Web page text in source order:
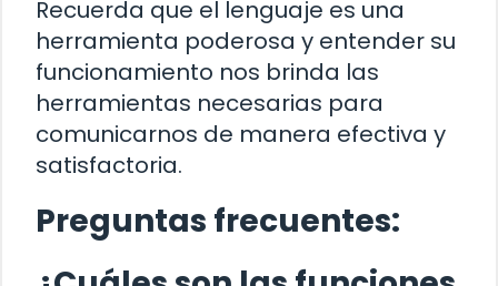
Recuerda que el lenguaje es una
herramienta poderosa y entender su
funcionamiento nos brinda las
herramientas necesarias para
comunicarnos de manera efectiva y
satisfactoria.
Preguntas frecuentes: